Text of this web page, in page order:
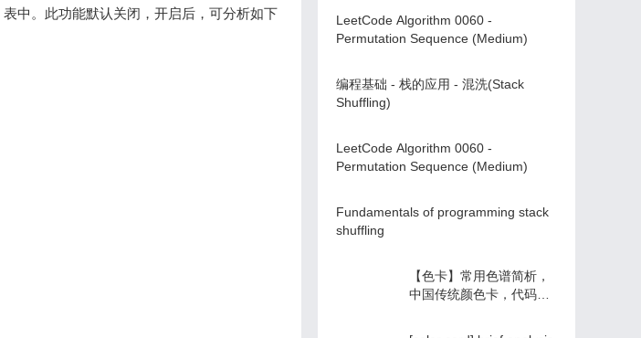
表中。此功能默认关闭，开启后，可分析如下
LeetCode Algorithm 0060 -
Permutation Sequence (Medium)
编程基础 - 栈的应用 - 混洗(Stack
Shuffling)
LeetCode Algorithm 0060 -
Permutation Sequence (Medium)
Fundamentals of programming stack
shuffling
【色卡】常用色谱简析，
中国传统颜色卡，代码附